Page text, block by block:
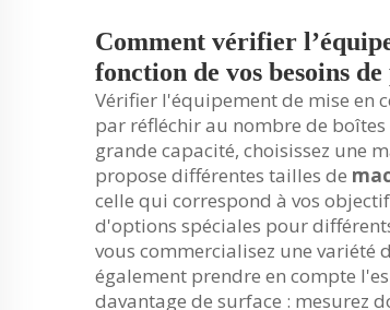
Comment vérifier
fonction de vos besoins
Vérifier l'équipement de mise en
par réfléchir au nombre de
grande capacité, choisissez une
propose différentes tailles de
celle qui correspond à vos
d'options spéciales pour
vous commercialisez une variété
également prendre en compte
davantage de surface : mesurez